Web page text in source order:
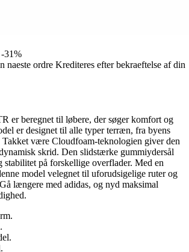
-31%
naeste ordre Krediteres efter bekraeftelse af din
er beregnet til løbere, der søger komfort og
er designet til alle typer terræn, fra byens
være Cloudfoam-teknologien giver den
skrid. Den slidstærke gummiydersål
stabilitet på forskellige overflader. Med en
model velegnet til uforudsigelige ruter og
længere med adidas, og nyd maksimal